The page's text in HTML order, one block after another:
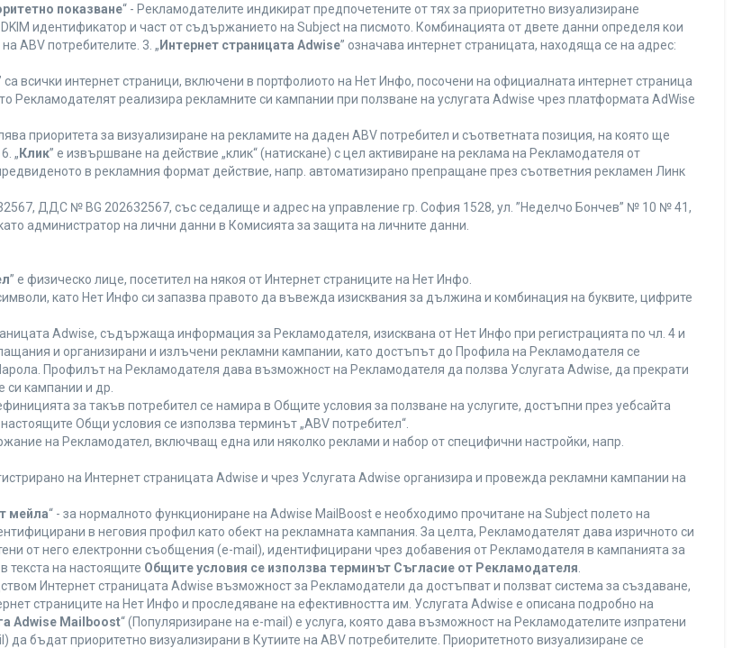
показване“ - Рекламодателите индикират предпочетените от тях за приоритетно визуализиране
идентификатор и част от съдържанието на Subject на писмото. Комбинацията от двете данни определя кои
ABV потребителите. 3. „ Интернет страницата Adwise” означава интернет страницата, находяща се на адрес:
са всички интернет страници, включени в портфолиото на Нет Инфо, посочени на официалната интернет страница
Рекламодателят реализира рекламните си кампании при ползване на услугата Adwise чрез платформата AdWise
приоритета за визуализиране на рекламите на даден ABV потребител и съответната позиция, на която ще
„ Клик” е извършване на действие „клик“ (натискане) с цел активиране на реклама на Рекламодателя от
в рекламния формат действие, напр. автоматизирано препращане през съответния рекламен Линк
ДДС № BG 202632567, със седалище и адрес на управление гр. София 1528, ул. ”Неделчо Бончев” № 10 № 41,
администратор на лични данни в Комисията за защита на личните данни.
” е физическо лице, посетител на някоя от Интернет страниците на Нет Инфо.
като Нет Инфо си запазва правото да въвежда изисквания за дължина и комбинация на буквите, цифрите
Adwise, съдържаща информация за Рекламодателя, изисквана от Нет Инфо при регистрацията по чл. 4 и
и организирани и излъчени рекламни кампании, като достъпът до Профила на Рекламодателя се
Профилът на Рекламодателя дава възможност на Рекламодателя да ползва Услугата Adwise, да прекрати
си кампании и др.
за такъв потребител се намира в Общите условия за ползване на услугите, достъпни през уебсайта
Общи условия се използва терминът „ABV потребител“.
на Рекламодател, включващ една или няколко реклами и набор от специфични настройки, напр.
на Интернет страницата Adwise и чрез Услугата Adwise организира и провежда рекламни кампании на
мейла“ - за нормалното функциониране на Adwise MailBoost е необходимо прочитане на Subject полето на
в неговия профил като обект на рекламната кампания. За целта, Рекламодателят дава изричното си
от него електронни съобщения (e-mail), идентифицирани чрез добавения от Рекламодателя в кампанията за
текста на настоящите Общите условия се използва терминът Съгласие от Рекламодателя
Интернет страницата Adwise възможност за Рекламодатели да достъпват и ползват система за създаване,
страниците на Нет Инфо и проследяване на ефективността им. Услугата Adwise е описана подробно на
Adwise Mailboost“ (Популяризиране на e-mail) е услуга, която дава възможност на Рекламодателите изпратени
бъдат приоритетно визуализирани в Кутиите на ABV потребителите. Приоритетното визуализиране се